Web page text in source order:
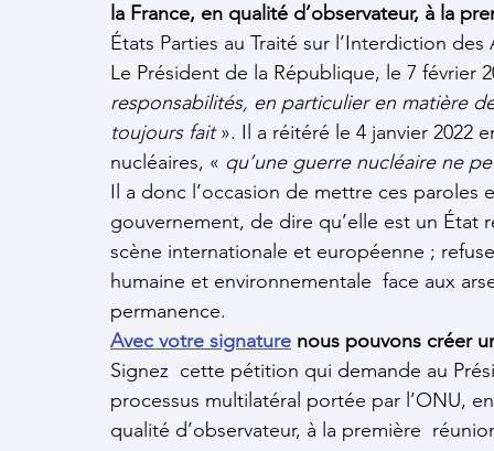
la France, en qualité d’observateur, à la
États Parties au Traité sur l’Interdiction
Le Président de la République, le 7 février
responsabilités, en particulier en matière
toujours fait ». Il a réitéré le 4 janvier 2022
nucléaires, « qu’une guerre nucléaire ne
Il a donc l’occasion de mettre ces paroles
gouvernement, de dire qu’elle est un État
scène internationale et européenne ;
humaine et environnementale  face aux
permanence.
Avec votre signature nous pouvons créer
Signez  cette pétition qui demande au
processus multilatéral portée par l’ONU,
qualité d’observateur, à la première